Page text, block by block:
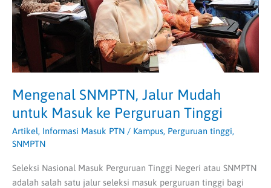
Mengenal SNMPTN, Jalur Mudah
untuk Masuk ke Perguruan Tinggi
Artikel, Informasi Masuk PTN / Kampus, Perguruan tinggi,
SNMPTN
Seleksi Nasional Masuk Perguruan Tinggi Negeri atau SNMPTN
adalah salah satu jalur seleksi masuk perguruan tinggi bagi
ke
Perguruan
Tinggi